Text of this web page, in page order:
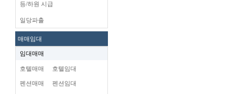
등/하원 시급
일당파출
매매임대
임대매매
호텔매매 호텔임대
펜션매매 펜션임대